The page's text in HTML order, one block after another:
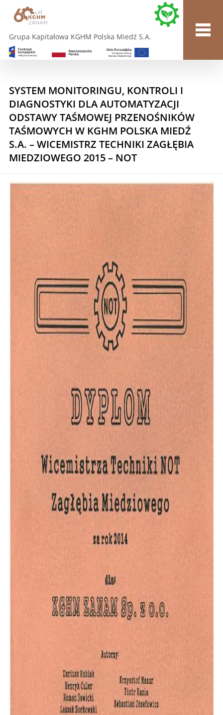
Grupa Kapitałowa KGHM Polska Miedź S.A.
SYSTEM MONITORINGU, KONTROLI I
DIAGNOSTYKI DLA AUTOMATYZACJI
ODSTAWY TAŚMOWEJ PRZENOŚNIKÓW
TAŚMOWYCH W KGHM POLSKA MIEDŹ
S.A. – WICEMISTRZ TECHNIKI ZAGŁĘBIA
MIEDZIOWEGO 2015 – NOT